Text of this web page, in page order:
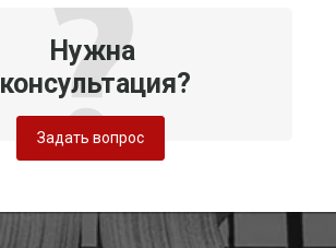
Нужна
консультация?
Задать вопрос